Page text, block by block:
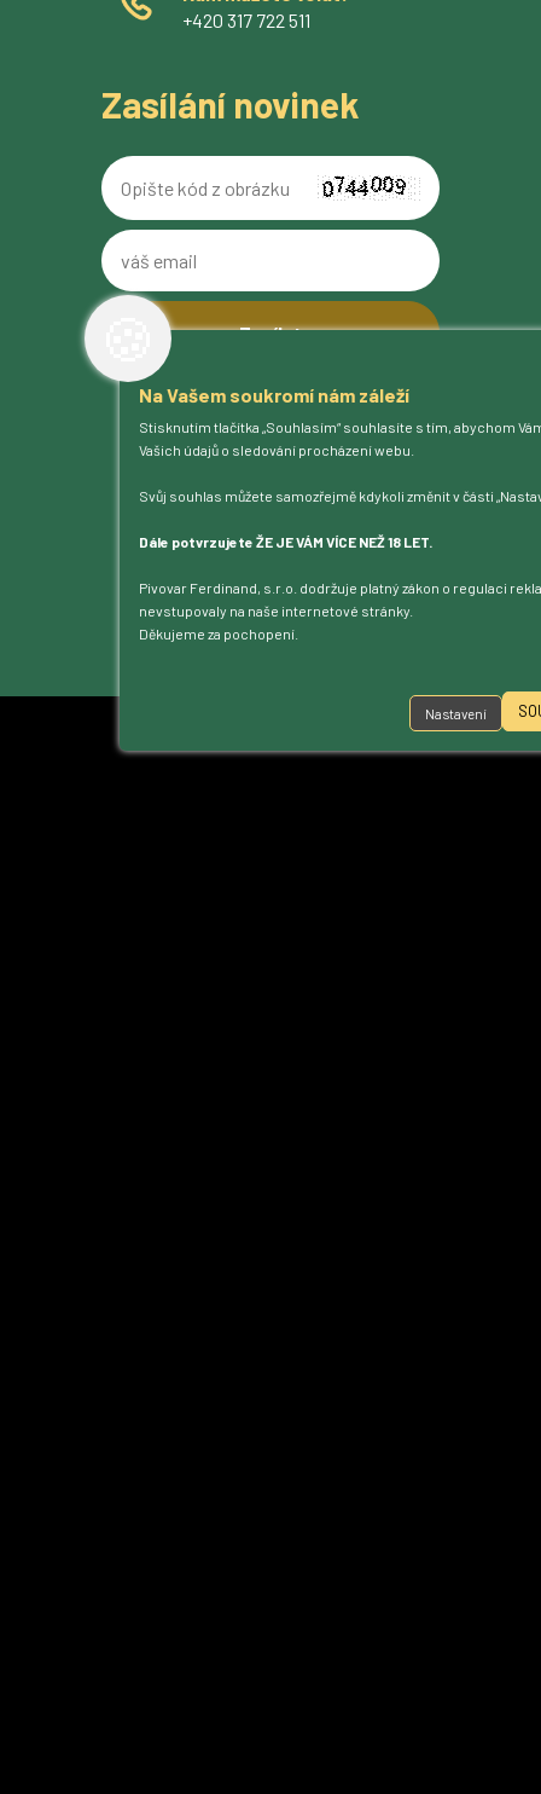
Na Vašem soukromí nám záleží
Stisknutím tlačítka „Souhlasím“ souhlasíte s tím, abychom
Vašich údajů o sledování procházení webu.
Svůj souhlas můžete samozřejmě kdykoli změnit v části
Dále potvrzujete ŽE JE VÁM VÍCE NEŽ 18 LET.
Pivovar Ferdinand, s.r.o. dodržuje platný zákon o regulaci
nevstupovaly na naše internetové stránky.
Děkujeme za pochopení.
Nastavení
O pivovaru
Naše piva
Kam na Ferdinanda
Blog
Kontakt
Ke stažení
Přístupnost
Nastavení cookies
+420 317 722 511
Zasílání novinek
Opište
kód
váš
email